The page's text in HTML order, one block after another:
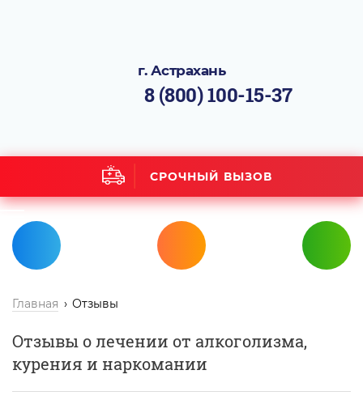
г. Астрахань
8 (800) 100-15-37
СРОЧНЫЙ ВЫЗОВ
Главная Отзывы
Отзывы о лечении от алкоголизма,
курения и наркомании